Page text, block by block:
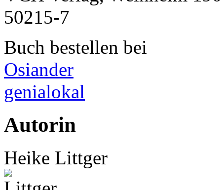
50215-7
Buch bestellen bei
Osiander
genialokal
Autorin
Heike Littger